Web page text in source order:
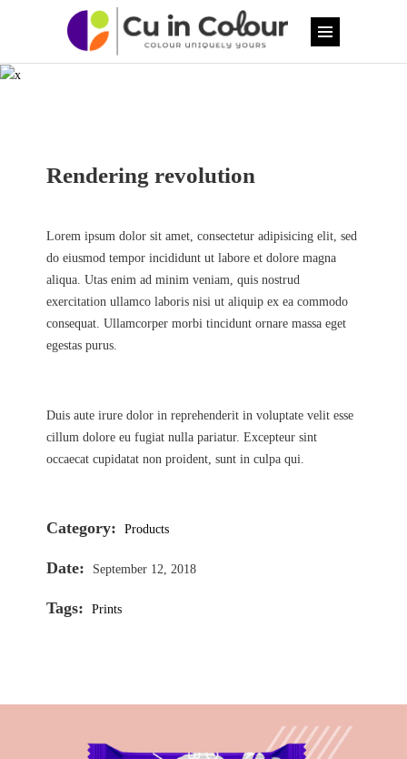
Rendering revolution
Lorem ipsum dolor sit amet, consectetur adipisicing elit, sed
do eiusmod tempor incididunt ut labore et dolore magna
aliqua. Utas enim ad minim veniam, quis nostrud
exercitation ullamco laboris nisi ut aliquip ex ea commodo
consequat. Ullamcorper morbi tincidunt ornare massa eget
egestas purus.
Duis aute irure dolor in reprehenderit in voluptate velit esse
cillum dolore eu fugiat nulla pariatur. Excepteur sint
occaecat cupidatat non proident, sunt in culpa qui.
Category: Products
Date: September 12, 2018
Tags: Prints